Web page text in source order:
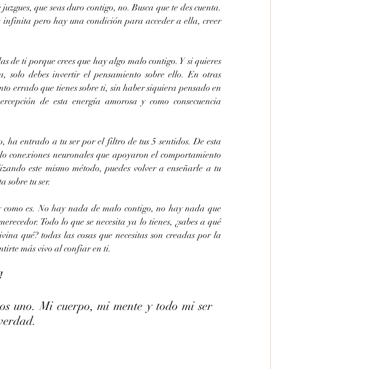
que seas duro contigo, no. Busca que te des cuenta.
pero hay una condición para acceder a ella, creer
de ti porque crees que hay algo malo contigo. Y si quieres
solo debes invertir el pensamiento sobre ello. En otras
errado que tienes sobre ti, sin haber siquiera pensado en
de esta energía amorosa y como consecuencia
ha entrado a tu ser por el filtro de tus 5 sentidos. De esta
conexiones neuronales que apoyaron el comportamiento
este mismo método, puedes volver a enseñarle a tu
sobre tu ser.
es. No hay nada de malo contigo, no hay nada que
Todo lo que se necesita ya lo tienes, ¿sabes a qué
qué? todas las cosas que necesitas son creadas por la
más vivo al confiar en ti.
uno. Mi cuerpo, mi mente y todo mi ser